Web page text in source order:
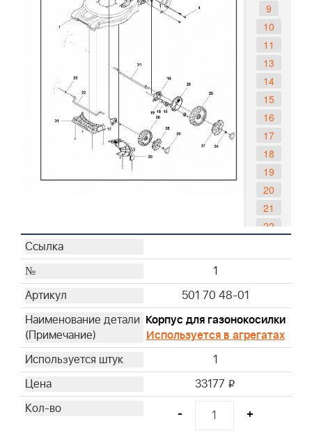
9
10
11
13
14
15
16
17
18
19
20
21
22
24
25
27
28
29
30
1
501 70 48-01
Корпус для газонокосилки
Используется в агрегатах
1
33177 i
- +